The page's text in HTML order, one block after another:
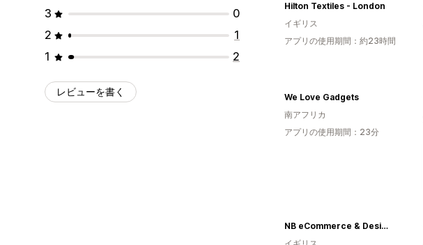
3
0
2
1
1
2
レビューを書く
Hilton Textiles - London
イギリス
アプリの使用期間：約23時間
We Love Gadgets
南アフリカ
アプリの使用期間：23分
NB eCommerce & Design